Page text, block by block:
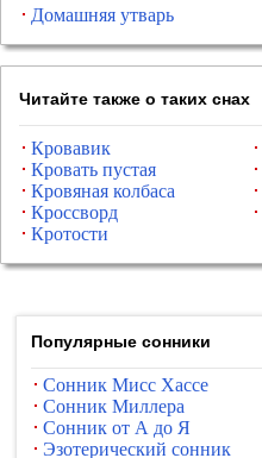
Домашняя утварь
Читайте также о таких снах
Кровавик
Кровать пустая
Кровяная колбаса
Кроссворд
Кротости
Популярные сонники
Сонник Мисс Хассе
Сонник Миллера
Сонник от А до Я
Эзотерический сонник